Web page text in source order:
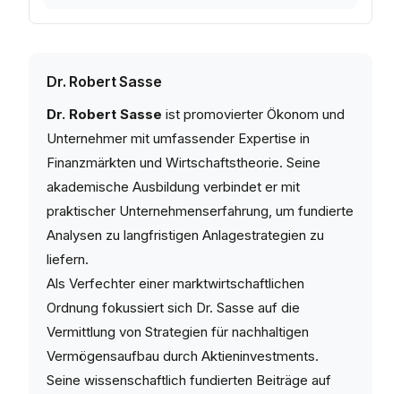
Dr. Robert Sasse
Dr. Robert Sasse ist promovierter Ökonom und
Unternehmer mit umfassender Expertise in
Finanzmärkten und Wirtschaftstheorie. Seine
akademische Ausbildung verbindet er mit
praktischer Unternehmenserfahrung, um fundierte
Analysen zu langfristigen Anlagestrategien zu
liefern.
Als Verfechter einer marktwirtschaftlichen
Ordnung fokussiert sich Dr. Sasse auf die
Vermittlung von Strategien für nachhaltigen
Vermögensaufbau durch Aktieninvestments.
Seine wissenschaftlich fundierten Beiträge auf